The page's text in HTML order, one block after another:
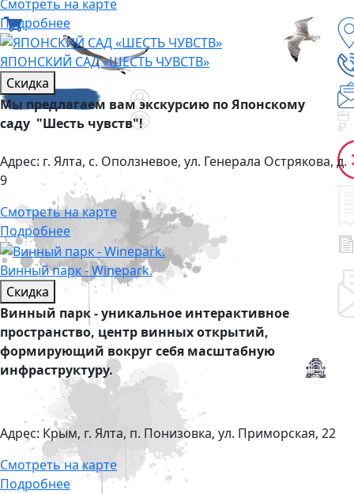
Смотреть на карте
Подробнее
ЯПОНСКИЙ САД «ШЕСТЬ ЧУВСТВ»
Скидка
Мы предлагаем вам экскурсию по Японскому
саду "Шесть чувств"!
Адрес: г. Ялта, с. Оползневое, ул. Генерала Острякова, д.
9
Смотреть на карте
Подробнее
Винный парк - Winepark.
Скидка
Винный парк - уникальное интерактивное
пространство, центр винных открытий,
формирующий вокруг себя масштабную
инфраструктуру.
Адрес: Крым, г. Ялта, п. Понизовка, ул. Приморская, 22
Смотреть на карте
Подробнее